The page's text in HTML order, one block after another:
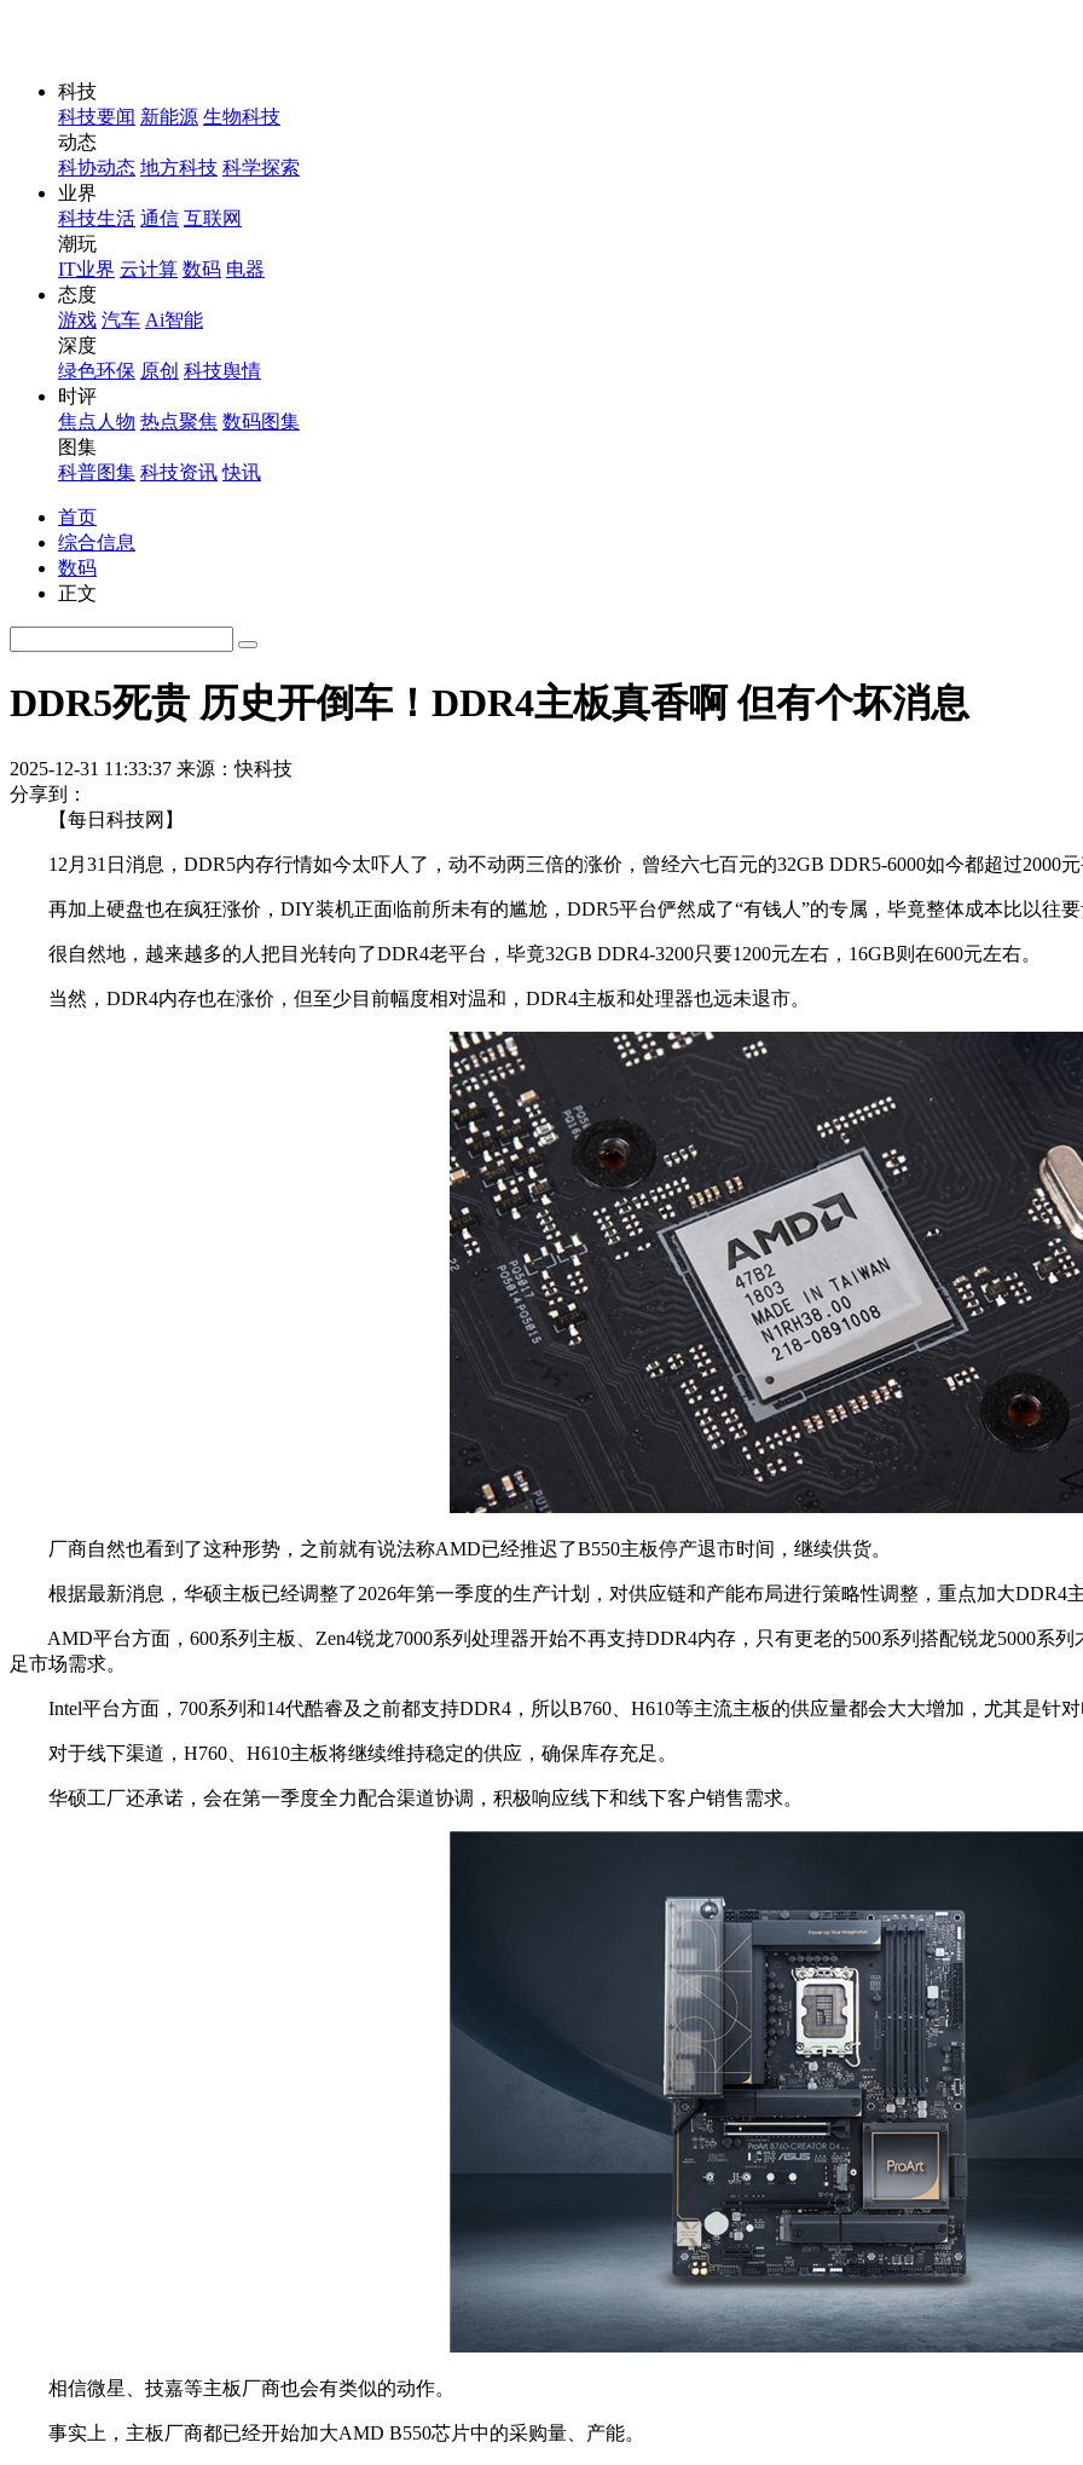
科技
科技要闻 新能源 生物科技
动态
科协动态 地方科技 科学探索
业界
科技生活 通信 互联网
潮玩
IT业界 云计算 数码 电器
态度
游戏 汽车 Ai智能
深度
绿色环保 原创 科技舆情
时评
焦点人物 热点聚焦 数码图集
图集
科普图集 科技资讯 快讯
首页
综合信息
数码
正文
DDR5死贵 历史开倒车！DDR4主板真香啊 但有个坏消息
2025-12-31 11:33:37 来源：快科技
分享到：
【每日科技网】
12月31日消息，DDR5内存行情如今太吓人了，动不动两三倍的涨价，曾经六七百元的32GB DDR5-6000如今都超过2000
再加上硬盘也在疯狂涨价，DIY装机正面临前所未有的尴尬，DDR5平台俨然成了“有钱人”的专属，毕竟整体成本比以往要
很自然地，越来越多的人把目光转向了DDR4老平台，毕竟32GB DDR4-3200只要1200元左右，16GB则在600元左右。
当然，DDR4内存也在涨价，但至少目前幅度相对温和，DDR4主板和处理器也远未退市。
厂商自然也看到了这种形势，之前就有说法称AMD已经推迟了B550主板停产退市时间，继续供货。
根据最新消息，华硕主板已经调整了2026年第一季度的生产计划，对供应链和产能布局进行策略性调整，重点加大DDR4
AMD平台方面，600系列主板、Zen4锐龙7000系列处理器开始不再支持DDR4内存，只有更老的500系列搭配锐龙5000系
足市场需求。
Intel平台方面，700系列和14代酷睿及之前都支持DDR4，所以B760、H610等主流主板的供应量都会大大增加，尤其是针
对于线下渠道，H760、H610主板将继续维持稳定的供应，确保库存充足。
华硕工厂还承诺，会在第一季度全力配合渠道协调，积极响应线下和线下客户销售需求。
相信微星、技嘉等主板厂商也会有类似的动作。
事实上，主板厂商都已经开始加大AMD B550芯片中的采购量、产能。